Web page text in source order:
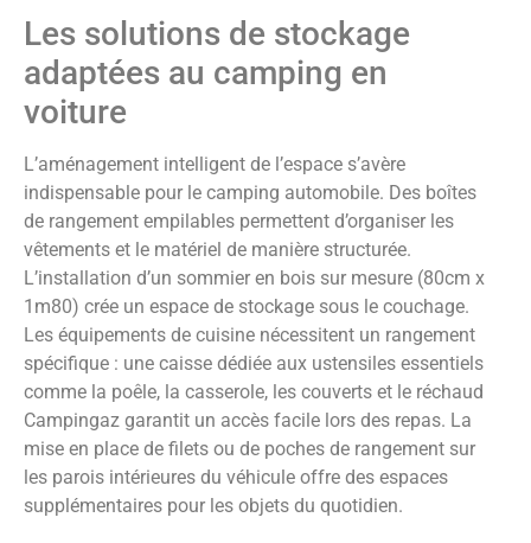
Les solutions de stockage
adaptées au camping en
voiture
L’aménagement intelligent de l’espace s’avère
indispensable pour le camping automobile. Des boîtes
de rangement empilables permettent d’organiser les
vêtements et le matériel de manière structurée.
L’installation d’un sommier en bois sur mesure (80cm x
1m80) crée un espace de stockage sous le couchage.
Les équipements de cuisine nécessitent un rangement
spécifique : une caisse dédiée aux ustensiles essentiels
comme la poêle, la casserole, les couverts et le réchaud
Campingaz garantit un accès facile lors des repas. La
mise en place de filets ou de poches de rangement sur
les parois intérieures du véhicule offre des espaces
supplémentaires pour les objets du quotidien.